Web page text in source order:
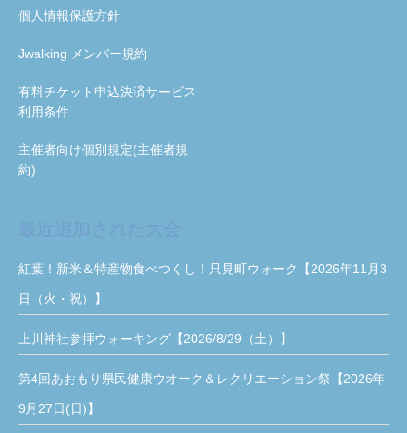
個人情報保護方針
Jwalking メンバー規約
有料チケット申込決済サービス
利用条件
主催者向け個別規定(主催者規
約)
紅葉！新米＆特産物食べつくし！只見町ウォーク【2026年11月3
日（火・祝）】
上川神社参拝ウォーキング【2026/8/29（土）】
第4回あおもり県民健康ウオーク＆レクリエーション祭【2026年
9月27日(日)】